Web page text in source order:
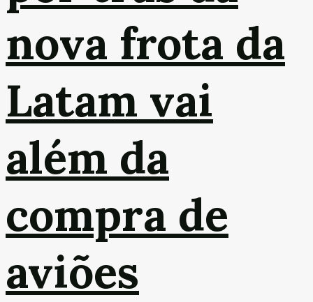
nova frota da
Latam vai
além da
compra de
aviões